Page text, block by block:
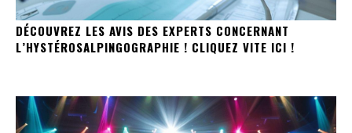
DÉCOUVREZ LES AVIS DES EXPERTS CONCERNANT
L’HYSTÉROSALPINGOGRAPHIE ! CLIQUEZ VITE ICI !